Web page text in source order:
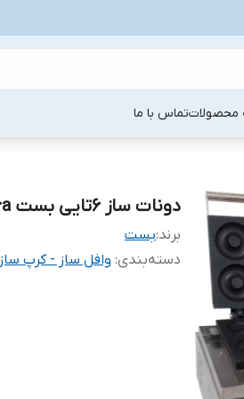
محصولاتتماس با ما
دونات ساز 6تایی بست pfyx-6a
برند:بست
دسته‌بندی: وافل ساز - کرپ ساز